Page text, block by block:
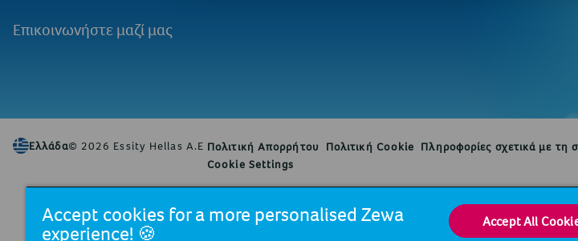
Επικοινωνήστε μαζί μας
Ελλάδα© 2026 Essity Hellas A.E Πολιτική Απορρήτου Πολιτική Cookie Πληροφορίες σχετικά με τη
Cookie Settings
Η Essity είναι μια κορυφαία εταιρεία που δραστηριοποιείται στην παγκόσμια
προϊόντων και των υπηρεσιών μας. Το δίκτυο πωλήσεων περιλαμβάνει
Accept cookies for a more personalised Zewa
experience! 🍪
Accept All